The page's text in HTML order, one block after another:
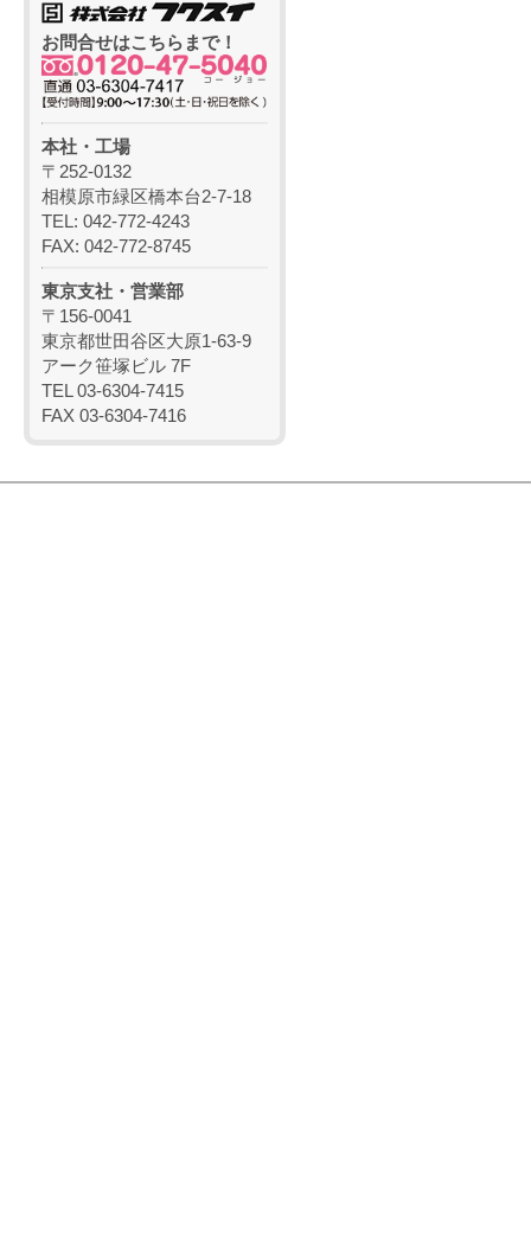
お問合せはこちらまで！
本社・工場
〒252-0132
相模原市緑区橋本台2-7-18
TEL: 042-772-4243
FAX: 042-772-8745
東京支社・営業部
〒156-0041
東京都世田谷区大原1-63-9
アーク笹塚ビル 7F
TEL 03-6304-7415
FAX 03-6304-7416